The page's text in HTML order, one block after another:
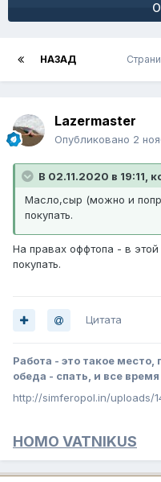
НАЗАД
Lazermaster
Опубликовано 2
В 02.11.2020 в 19:11,
Масло,сыр (можно и
покупать.
На правах оффтопа - в
покупать.
Цитата
Работа - это такое место,
обеда - спать, и все
http://simferopol.in/uploads/
HOMO VATNIKUS